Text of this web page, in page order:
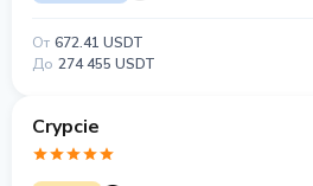
От 672.41 USDT
До 274 455 USDT
Crypcie